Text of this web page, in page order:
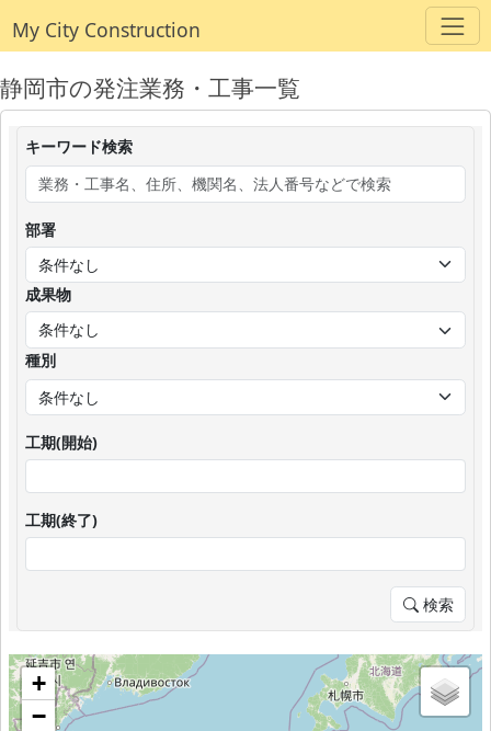
My City Construction
静岡市の発注業務・工事一覧
キーワード検索
部署
成果物
種別
工期(開始)
工期(終了)
検索
+
−